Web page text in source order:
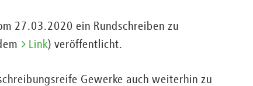
27.03.2020 ein Rundschreiben zu
Link) veröffentlicht.
Gewerke auch weiterhin zu